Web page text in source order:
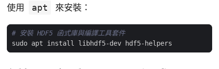
使用
apt 來安裝：
# 安裝 HDF5 函式庫與編譯工具套件